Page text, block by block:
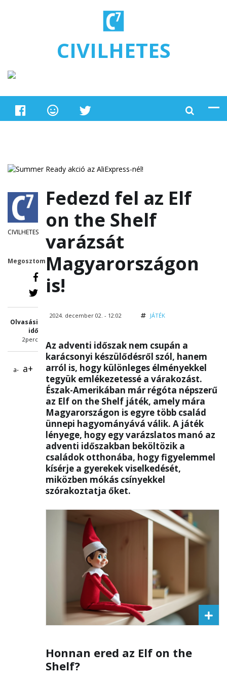
CIVILHETES
CIVILHETES
Megosztom
Olvasási
idő
2perc
a- a+
Fedezd fel az Elf
on the Shelf
varázsát
Magyarországon
is!
2024. december 02. - 12:02 JÁTÉK
Az adventi időszak nem csupán a
karácsonyi készülődésről szól, hanem
arról is, hogy különleges élményekkel
tegyük emlékezetessé a várakozást.
Észak-Amerikában már régóta népszerű
az Elf on the Shelf játék, amely mára
Magyarországon is egyre több család
ünnepi hagyományává válik. A játék
lényege, hogy egy varázslatos manó az
adventi időszakban beköltözik a
családok otthonába, hogy figyelemmel
kísérje a gyerekek viselkedését,
miközben mókás csínyekkel
szórakoztatja őket.
Honnan ered az Elf on the
Shelf?